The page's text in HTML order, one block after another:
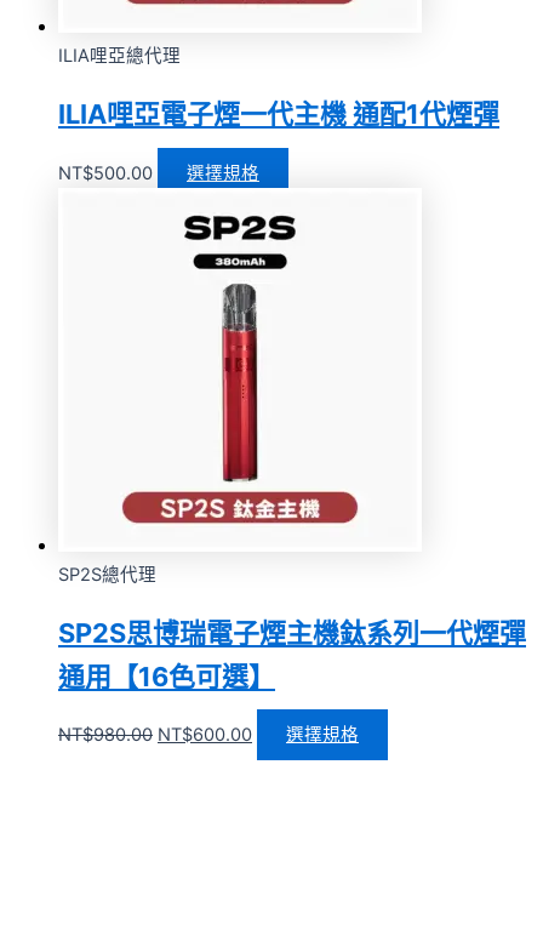
ILIA哩亞總代理
ILIA哩亞電子煙一代主機 通配1代煙彈
NT$500.00 選擇規格
SP2S總代理
SP2S思博瑞電子煙主機鈦系列一代煙彈
通用【16色可選】
NT$980.00 NT$600.00 選擇規格